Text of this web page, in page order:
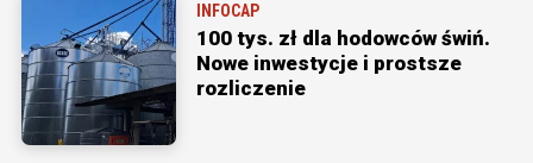
INFOCAP
100 tys. zł dla hodowców świń.
Nowe inwestycje i prostsze
rozliczenie